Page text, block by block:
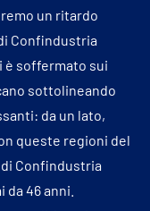
un ritardo
Confindustria
è soffermato sui
sottolineando
da un lato,
queste regioni del
Confindustria
46 anni.